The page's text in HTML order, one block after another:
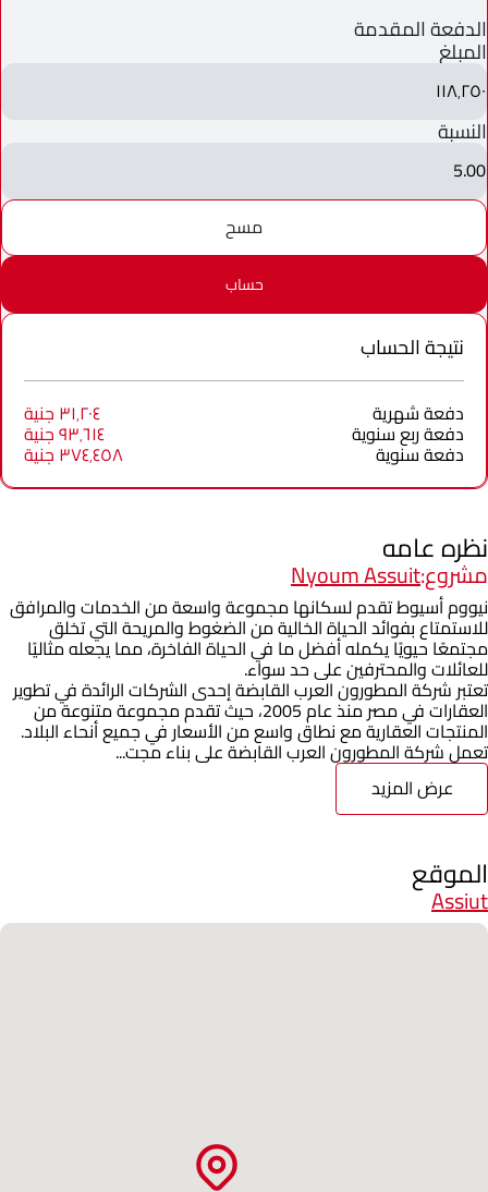
الدفعة المقدمة
المبلغ
١١٨٬٢٥٠
النسبة
5.00
مسح
حساب
نتيجة الحساب
دفعة شهرية ٣١٬٢٠٤ جنية
دفعة ربع سنوية ٩٣٬٦١٤ جنية
دفعة سنوية ٣٧٤٬٤٥٨ جنية
نظره عامه
مشروع:Nyoum Assuit
نيووم أسيوط تقدم لسكانها مجموعة واسعة من الخدمات والمرافق
للاستمتاع بفوائد الحياة الخالية من الضغوط والمريحة التي تخلق
مجتمعًا حيويًا يكمله أفضل ما في الحياة الفاخرة، مما يجعله مثاليًا
للعائلات والمحترفين على حد سواء.
تعتبر شركة المطورون العرب القابضة إحدى الشركات الرائدة في تطوير
العقارات في مصر منذ عام 2005، حيث تقدم مجموعة متنوعة من
المنتجات العقارية مع نطاق واسع من الأسعار في جميع أنحاء البلاد.
تعمل شركة المطورون العرب القابضة على بناء مجت...
عرض المزيد
الموقع
Assiut